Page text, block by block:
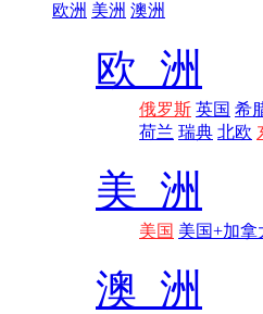
欧洲 美洲 澳洲
欧 洲
俄罗斯 英国 希
荷兰 瑞典 北欧
美 洲
美国 美国+加拿
澳 洲